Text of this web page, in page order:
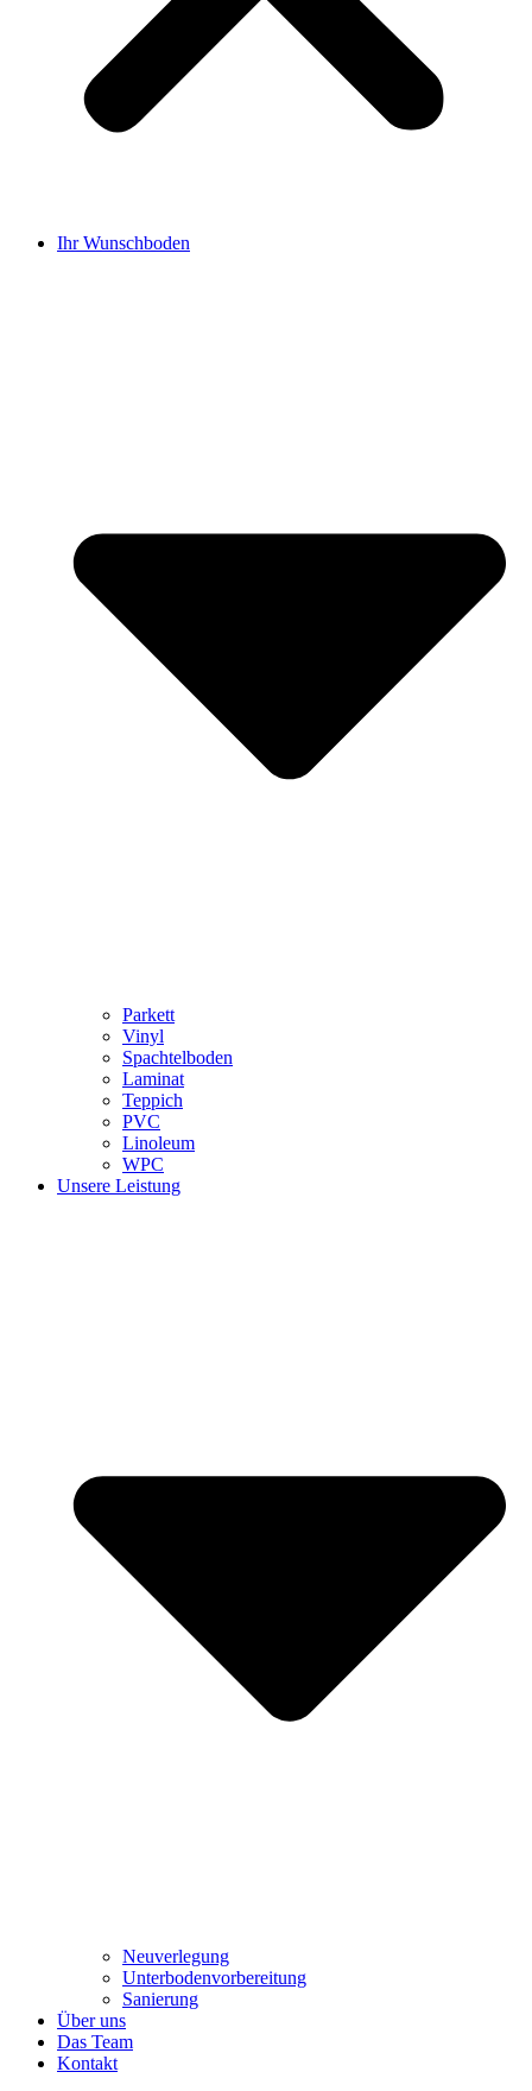
Ihr Wunschboden
Parkett
Vinyl
Spachtelboden
Laminat
Teppich
PVC
Linoleum
WPC
Unsere Leistung
Neuverlegung
Unterbodenvorbereitung
Sanierung
Über uns
Das Team
Kontakt